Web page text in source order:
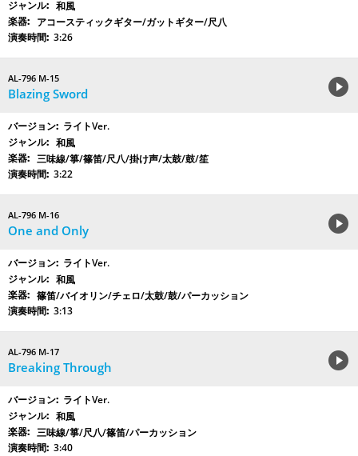
和風
アコースティックギター/ガットギター/尺八
3:26
AL-796 M-15
Blazing Sword
ライトVer.
和風
三味線/箏/篠笛/尺八/掛け声/太鼓/鼓/笙
3:22
AL-796 M-16
One and Only
ライトVer.
和風
篠笛/バイオリン/チェロ/太鼓/鼓/パーカッション
3:13
AL-796 M-17
Breaking Through
ライトVer.
和風
三味線/箏/尺八/篠笛/パーカッション
3:40